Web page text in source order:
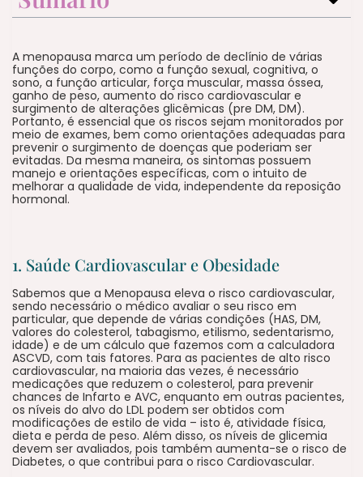
A menopausa marca um período de declínio de várias
funções do corpo, como a função sexual, cognitiva, o
sono, a função articular, força muscular, massa óssea,
ganho de peso, aumento do risco cardiovascular e
surgimento de alterações glicêmicas (pre DM, DM).
Portanto, é essencial que os riscos sejam monitorados por
meio de exames, bem como orientações adequadas para
prevenir o surgimento de doenças que poderiam ser
evitadas. Da mesma maneira, os sintomas possuem
manejo e orientações específicas, com o intuito de
melhorar a qualidade de vida, independente da reposição
hormonal.
1. Saúde Cardiovascular e Obesidade
Sabemos que a Menopausa eleva o risco cardiovascular,
sendo necessário o médico avaliar o seu risco em
particular, que depende de várias condições (HAS, DM,
valores do colesterol, tabagismo, etilismo, sedentarismo,
idade) e de um cálculo que fazemos com a calculadora
ASCVD, com tais fatores. Para as pacientes de alto risco
cardiovascular, na maioria das vezes, é necessário
medicações que reduzem o colesterol, para prevenir
chances de Infarto e AVC, enquanto em outras pacientes,
os níveis do alvo do LDL podem ser obtidos com
modificações de estilo de vida – isto é, atividade física,
dieta e perda de peso. Além disso, os níveis de glicemia
devem ser avaliados, pois também aumenta-se o risco de
Diabetes, o que contribui para o risco Cardiovascular.